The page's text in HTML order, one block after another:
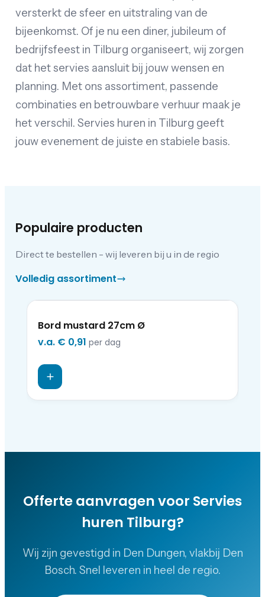
versterkt de sfeer en uitstraling van de
bijeenkomst. Of je nu een diner, jubileum of
bedrijfsfeest in Tilburg organiseert, wij zorgen
dat het servies aansluit bij jouw wensen en
planning. Met ons assortiment, passende
combinaties en betrouwbare verhuur maak je
het verschil. Servies huren in Tilburg geeft
jouw evenement de juiste en stabiele basis.
Populaire producten
Direct te bestellen - wij leveren bij u in de regio
Volledig assortiment
Bord mustard 27cm Ø
v.a. € 0,91 per dag
Offerte aanvragen voor Servies
huren Tilburg?
Wij zijn gevestigd in Den Dungen, vlakbij Den
Bosch. Snel leveren in heel de regio.